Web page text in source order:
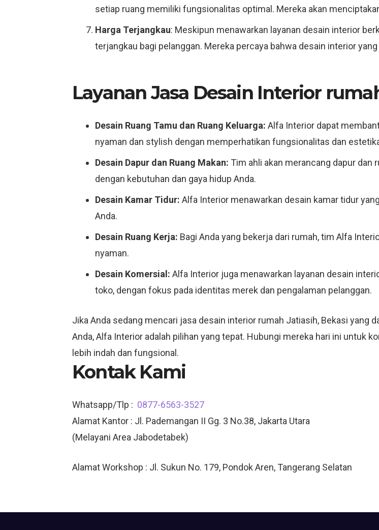
setiap ruang memiliki fungsionalitas optimal. Mereka akan
Harga Terjangkau: Meskipun menawarkan layanan desain interior
terjangkau bagi pelanggan. Mereka percaya bahwa desain interior
Layanan Jasa Desain Interior
Desain Ruang Tamu dan Ruang Keluarga: Alfa Interior dapat
nyaman dan stylish dengan memperhatikan fungsionalitas dan
Desain Dapur dan Ruang Makan: Tim ahli akan merancang dapur dan
dengan kebutuhan dan gaya hidup Anda.
Desain Kamar Tidur: Alfa Interior menawarkan desain kamar tidur
Anda.
Desain Ruang Kerja: Bagi Anda yang bekerja dari rumah, tim Alfa
nyaman.
Desain Komersial: Alfa Interior juga menawarkan layanan desain
toko, dengan fokus pada identitas merek dan pengalaman pelanggan.
Jika Anda sedang mencari jasa desain interior rumah Jatiasih, Bekasi yang
Anda, Alfa Interior adalah pilihan yang tepat. Hubungi mereka hari ini untuk
lebih indah dan fungsional.
Kontak Kami
Whatsapp/Tlp : 0877-6563-3527
Alamat Kantor : Jl. Pademangan II Gg. 3 No.38, Jakarta Utara
(Melayani Area Jabodetabek)
Alamat Workshop : Jl. Sukun No. 179, Pondok Aren, Tangerang Selatan